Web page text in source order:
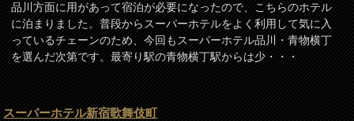
品川方面に用があって宿泊が必要になったので、こちらのホテル
に泊まりました。普段からスーパーホテルをよく利用して気に入
っているチェーンのため、今回もスーパーホテル品川・青物横丁
を選んだ次第です。最寄り駅の青物横丁駅からは少・・・
スーパーホテル新宿歌舞伎町